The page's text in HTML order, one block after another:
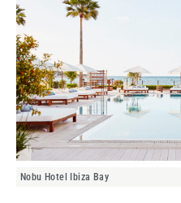
Nobu Hotel Ibiza Bay